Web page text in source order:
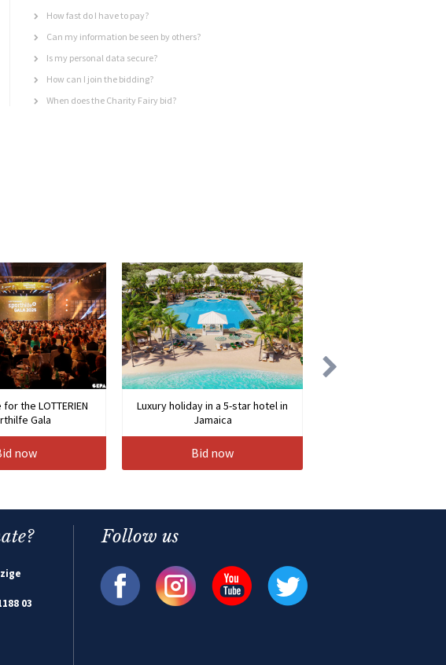
How fast do I have to pay?
Can my information be seen by others?
Is my personal data secure?
How can I join the bidding?
When does the Charity Fairy bid?
the LOTTERIEN
Gala
now
Luxury holiday in a 5-star hotel in
Jamaica
Bid now
03
Follow us